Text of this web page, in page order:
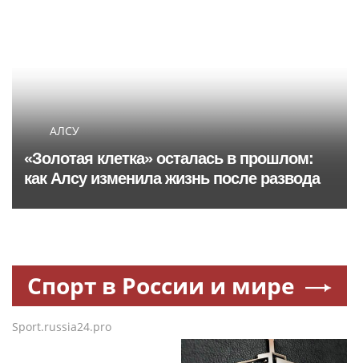
АЛСУ
«Золотая клетка» осталась в прошлом:
как Алсу изменила жизнь после развода
Спорт в России и мире
Sport.russia24.pro